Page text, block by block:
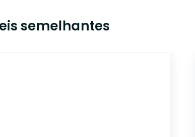
semelhantes